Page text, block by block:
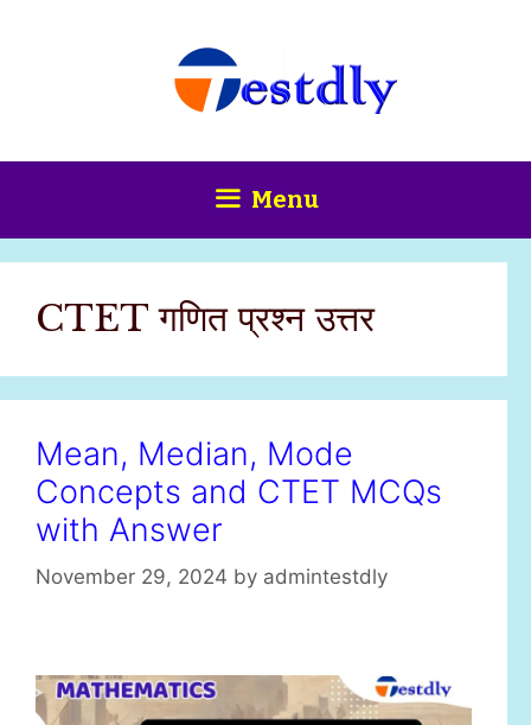
Menu
CTET गणित प्रश्न उत्तर
Mean, Median, Mode
Concepts and CTET MCQs
with Answer
November 29, 2024 by admintestdly